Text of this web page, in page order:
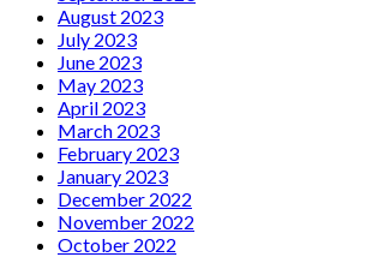
August 2023
July 2023
June 2023
May 2023
April 2023
March 2023
February 2023
January 2023
December 2022
November 2022
October 2022